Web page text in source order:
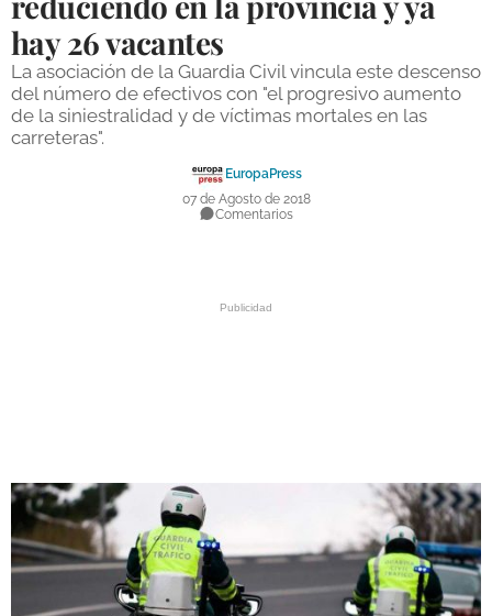
DEPORTE BASE
OPINIÓN
VENTANA CIUDADANA
hay 26 vacantes
La asociación de la Guardia Civil vincula este descenso
del número de efectivos con "el progresivo aumento
de la siniestralidad y de víctimas mortales en las
carreteras".
EuropaPress
07 de Agosto de 2018
Comentarios